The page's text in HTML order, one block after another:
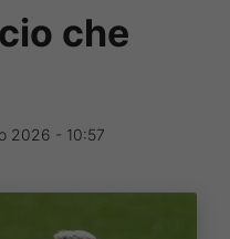
che
2026 - 10:57